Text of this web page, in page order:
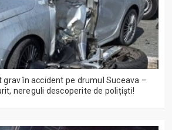
grav în accident pe drumul Suceava –
nereguli descoperite de polițiști!